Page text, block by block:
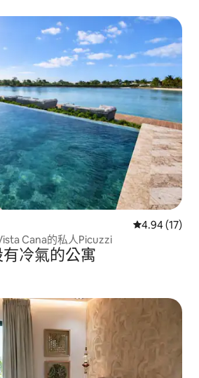
從 17 則評價
4.94 (17)
Cana的私人Picuzzi
有冷氣的公寓